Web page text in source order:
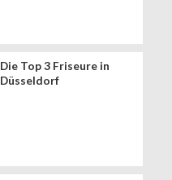
Die Top 3 Friseure in
Düsseldorf